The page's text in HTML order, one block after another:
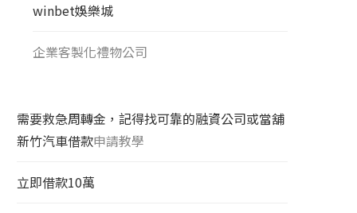
winbet娛樂城
企業客製化禮物公司
需要救急周轉金，記得找可靠的融資公司或當舖
新竹汽車借款申請教學
立即借款10萬